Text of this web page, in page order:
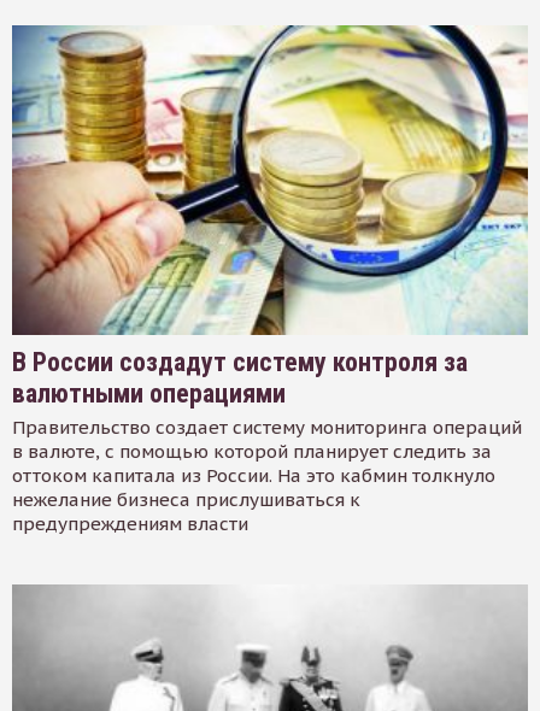
В России создадут систему контроля за
валютными операциями
Правительство создает систему мониторинга операций
в валюте, с помощью которой планирует следить за
оттоком капитала из России. На это кабмин толкнуло
нежелание бизнеса прислушиваться к
предупреждениям власти